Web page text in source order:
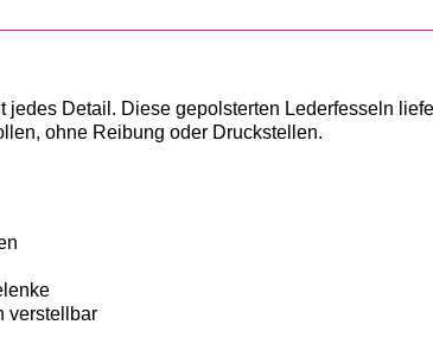
Detail. Diese gepolsterten Lederfesseln
ohne Reibung oder Druckstellen.
verstellbar